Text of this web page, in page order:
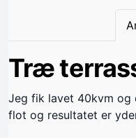
Træ
Jeg fik lavet 40kvm og
flot og resultatet er